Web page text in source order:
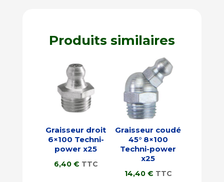
Produits similaires
Graisseur droit
6×100 Techni-
power x25
6,40 € TTC
Graisseur coudé
45° 8×100
Techni-power
x25
14,40 € TTC